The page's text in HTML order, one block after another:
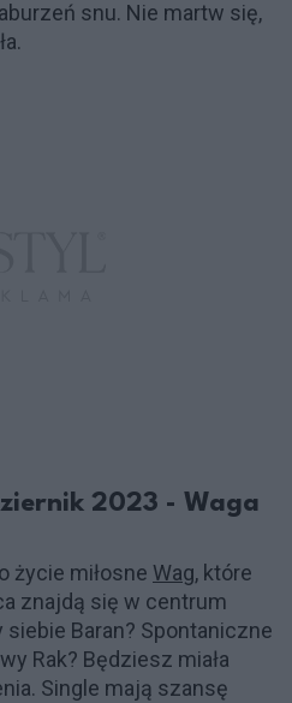
snu. Nie martw się,
2023 - Waga
życie miłosne Wag, które
znajdą się w centrum
Baran? Spontaniczne
Rak? Będziesz miała
Single mają szansę